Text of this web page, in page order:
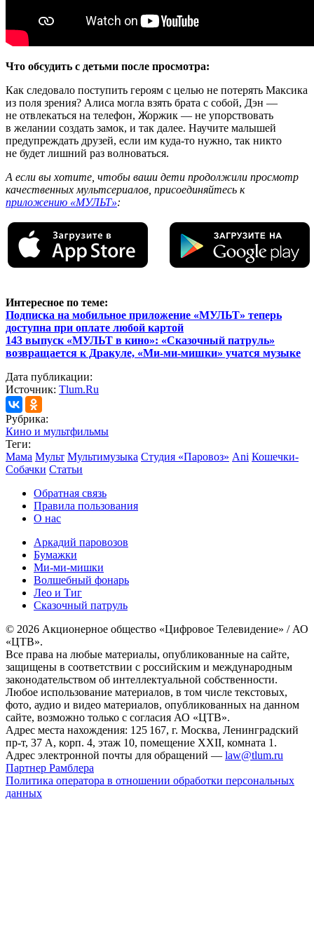
Что обсудить с детьми после просмотра:
Как следовало поступить героям с целью не потерять Максика
из поля зрения? Алиса могла взять брата с собой, Дэн —
не отвлекаться на телефон, Жоржик — не упорствовать
в желании создать замок, и так далее. Научите малышей
предупреждать друзей, если им куда-то нужно, так никто
не будет лишний раз волноваться.
А если вы хотите, чтобы ваши дети продолжили просмотр
качественных мультсериалов, присоединяйтесь к
приложению «МУЛЬТ»:
Интересное по теме:
Подписка на мобильное приложение «МУЛЬТ» теперь
доступна при оплате любой картой
143 выпуск «МУЛЬТ в кино»: «Сказочный патруль»
возвращается к Дракуле, «Ми-ми-мишки» учатся музыке
Дата публикации:
Источник: Tlum.Ru
Рубрика:
Кино и мультфильмы
Теги:
Мама Мульт Мультимузыка Студия «Паровоз» Ani Кошечки-
Собачки Статьи
Обратная связь
Правила пользования
О нас
Аркадий паровозов
Бумажки
Ми-ми-мишки
Волшебный фонарь
Лео и Тиг
Сказочный патруль
© 2026 Акционерное общество «Цифровое Телевидение» / АО
«ЦТВ».
Все права на любые материалы, опубликованные на сайте,
защищены в соответствии с российским и международным
законодательством об интеллектуальной собственности.
Любое использование материалов, в том числе текстовых,
фото, аудио и видео материалов, опубликованных на данном
сайте, возможно только с согласия АО «ЦТВ».
Адрес места нахождения: 125 167, г. Москва, Ленинградский
пр-т, 37 А, корп. 4, этаж 10, помещение XXII, комната 1.
Адрес электронной почты для обращений — law@tlum.ru
Партнер Рамблера
Политика оператора в отношении обработки персональных
данных